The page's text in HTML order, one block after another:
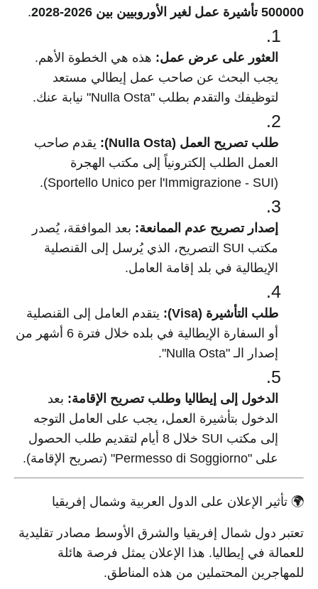
500000 تأشيرة عمل لغير الأوروبيين بين 2026-2028
.
العثور على عرض عمل:هذه هي الخطوة الأهم.
يجب البحث عن صاحب عمل إيطالي مستعد
لتوظيفك والتقدم بطلب "Nulla Osta" نيابة عنك.
طلب تصريح العمل (Nulla Osta):
يقدم صاحب
العمل الطلب إلكترونياً إلى مكتب الهجرة
إصدار تصريح عدم الممانعة:بعد الموافقة، يُصدر
مكتب SUI التصريح، الذي يُرسل إلى القنصلية
الإيطالية في بلد إقامة العامل.
طلب التأشيرة (Visa):
يتقدم العامل إلى القنصلية
أو السفارة الإيطالية في بلده خلال فترة 6 أشهر من
إصدار الـ "Nulla Osta".
الدخول إلى إيطاليا وطلب تصريح الإقامة:بعد
الدخول بتأشيرة العمل، يجب على العامل التوجه
إلى مكتب SUI خلال 8 أيام لتقديم طلب الحصول
على "Permesso di Soggiorno" (تصريح الإقامة).
🌍 تأثير الإعلان على الدول العربية وشمال إفريقيا
تعتبر دول شمال إفريقيا والشرق الأوسط مصادر تقليدية
للعمالة في إيطاليا. هذا الإعلان يمثل فرصة هائلة
للمهاجرين المحتملين من هذه المناطق.